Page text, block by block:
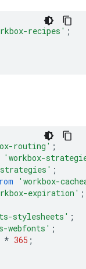
recipes' ;
routing' ;
'workbox-
strategies' ;
'workbox-
expiration' ;
stylesheets' ;
webfonts' ;
* 365 ;